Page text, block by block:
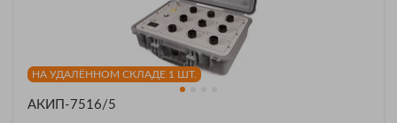
НА УДАЛЁННОМ СКЛАДЕ 1 ШТ.
АКИП-7516/5